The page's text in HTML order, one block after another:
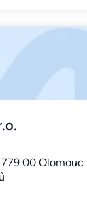
00 Olomouc